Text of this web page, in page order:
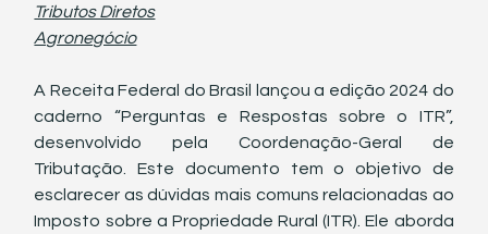
Tributos Diretos
Agronegócio
A Receita Federal do Brasil lançou a edição 2024 do
caderno “Perguntas e Respostas sobre o ITR”,
desenvolvido pela Coordenação-Geral de
Tributação. Este documento tem o objetivo de
esclarecer as dúvidas mais comuns relacionadas ao
Imposto sobre a Propriedade Rural (ITR). Ele aborda